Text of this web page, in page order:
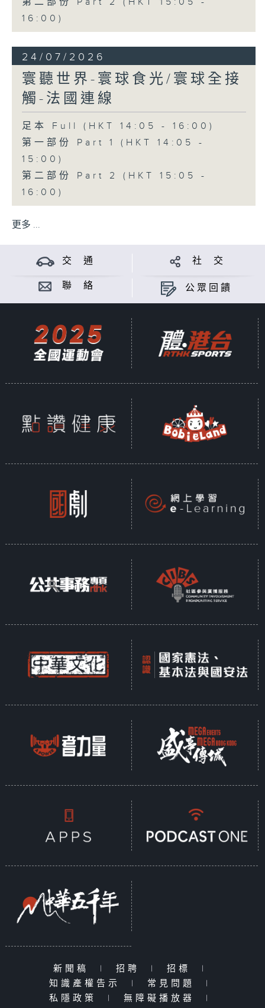
16:00)
24/07/2026
寰聽世界-寰球食光/寰球全接
觸-法國連線
足本 Full (HKT 14:05 - 16:00)
第一部份 Part 1 (HKT 14:05 -
15:00)
第二部份 Part 2 (HKT 15:05 -
16:00)
更多 ...
交 通 社 交
聯 絡 公眾回饋
新聞稿 | 招聘 | 招標
|
知識產權告示
| 常見問題
|
私隱政策
| 無障礙播放器 |